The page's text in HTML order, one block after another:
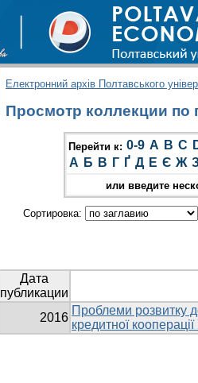
Електронний архів Полтавського
Просмотр коллекции по
Перейти к: 0-9 A B C
А Б В Г Ґ Д Е Є Ж
или введите
Сортировка:
Дата
публикации
2016
Проблеми розвитку
кредитної кооперації